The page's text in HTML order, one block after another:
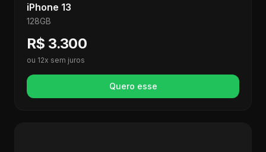
iPhone 13
128GB
R$ 3.300
ou 12x sem juros
Quero esse